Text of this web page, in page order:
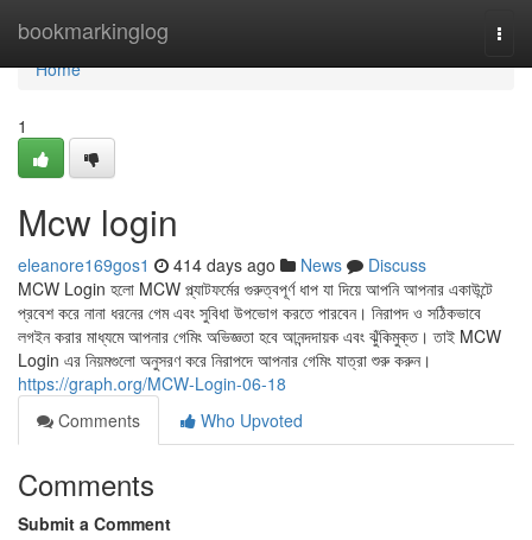
bookmarkinglog
Home
Home
1
Mcw login
eleanore169gos1 414 days ago News
Discuss
MCW Login হলো MCW প্ল্যাটফর্মের গুরুত্বপূর্ণ ধাপ যা দিয়ে আপনি আপনার একাউন্টে
প্রবেশ করে নানা ধরনের গেম এবং সুবিধা উপভোগ করতে পারবেন। নিরাপদ ও সঠিকভাবে
লগইন করার মাধ্যমে আপনার গেমিং অভিজ্ঞতা হবে আনন্দদায়ক এবং ঝুঁকিমুক্ত। তাই MCW
Login এর নিয়মগুলো অনুসরণ করে নিরাপদে আপনার গেমিং যাত্রা শুরু করুন।
https://graph.org/MCW-Login-06-18
Comments
Who Upvoted
Comments
Submit a Comment